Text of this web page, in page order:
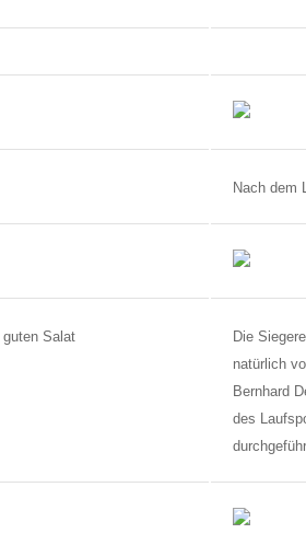
Nach dem
Salat
Die
natürlich
Bernhard
des